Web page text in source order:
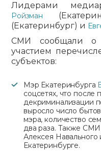
Лидерами
Ройзман
(Екатеринбург) и
СМИ сообщали о
участием
субъектов:
Мэр Екатеринбурга
соцсетях, что после
декриминализации
выросло число
мэра, количество
два раза. Также
Алексея Навального
Екатеринбурге.